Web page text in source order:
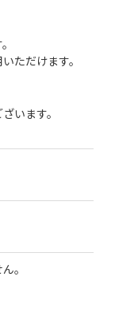
ただけます。
います。
。